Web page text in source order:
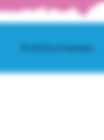
© 2025 by Scantastic.